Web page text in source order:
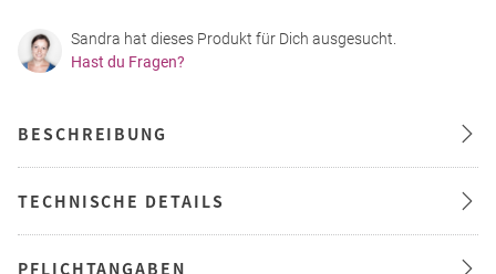
Sandra hat dieses Produkt für Dich ausgesucht.
Hast du Fragen?
BESCHREIBUNG
TECHNISCHE DETAILS
PFLICHTANGABEN